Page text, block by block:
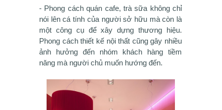
- Phong cách quán cafe, trà sữa không chỉ
nói lên cá tính của người sở hữu mà còn là
một công cụ để xây dựng thương hiệu.
Phong cách thiết kế nội thất cũng gây nhiều
ảnh hưởng đến nhóm khách hàng tiềm
năng mà người chủ muốn hướng đến.